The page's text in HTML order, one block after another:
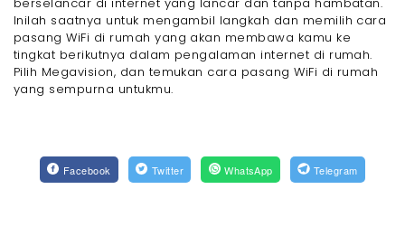
Inilah saatnya untuk mengambil langkah dan memilih cara
pasang WiFi di rumah yang akan membawa kamu ke
tingkat berikutnya dalam pengalaman internet di rumah.
Pilih Megavision, dan temukan cara pasang WiFi di rumah
yang sempurna untukmu.
Facebook Twitter WhatsApp Telegram